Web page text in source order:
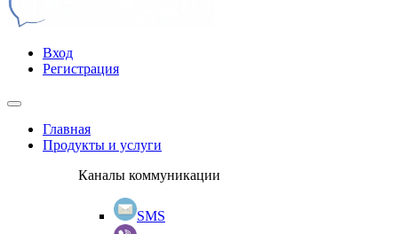
Вход
Регистрация
Главная
Продукты и услуги
Каналы коммуникации
SMS